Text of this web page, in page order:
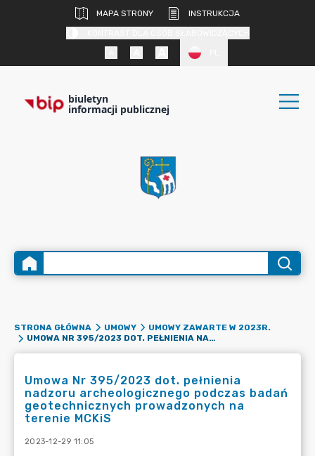
MAPA STRONY
INSTRUKCJA
biuletyn
informacji publicznej
STRONA GŁÓWNA UMOWY
UMOWY ZAWARTE W 2023R.
UMOWA NR 395/2023 DOT. PEŁNIENIA NADZORU ARCHEOLOGICZNEGO PODCZAS BADAŃ GEOTECHNICZNYCH PROWADZONYCH NA TERENIE MCKIS
Umowa Nr 395/2023 dot. pełnienia
nadzoru archeologicznego podczas badań
geotechnicznych prowadzonych na
terenie MCKiS
2023-12-29 11:05